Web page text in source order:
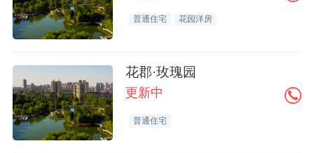
普通住宅 花园洋房
花郡·玫瑰园
更新中
普通住宅